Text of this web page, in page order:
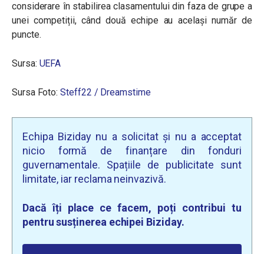
considerare în stabilirea clasamentului din faza de grupe a
unei competiții, când două echipe au același număr de
puncte.
Sursa: UEFA
Sursa Foto:Steff22 / Dreamstime
Echipa Biziday nu a solicitat și nu a acceptat
nicio formă de finanțare din fonduri
guvernamentale. Spațiile de publicitate sunt
limitate, iar reclama neinvazivă.
Dacă îți place ce facem, poți contribui tu
pentru susținerea echipei Biziday.